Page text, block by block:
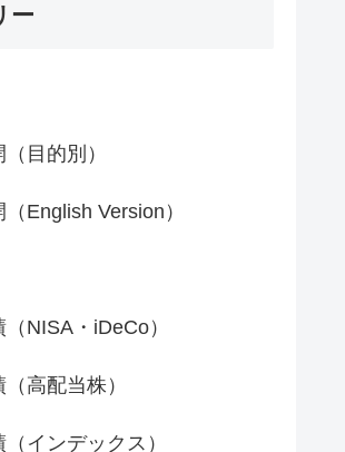
ー
目的別）
English Version）
NISA・iDeCo）
高配当株）
インデックス）